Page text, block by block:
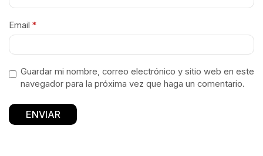
Email *
Guardar mi nombre, correo electrónico y sitio web en este
navegador para la próxima vez que haga un comentario.